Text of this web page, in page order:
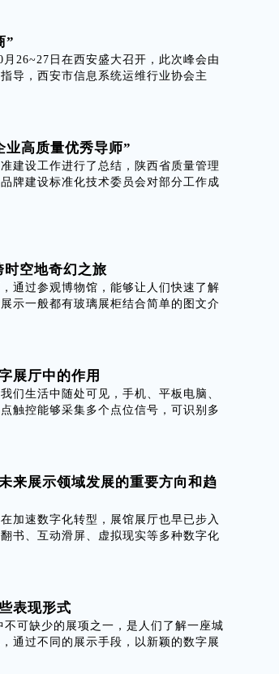
”
26~27日在西安盛大召开，此次峰会由
导，西安市信息系统运维行业协会主
高质量优秀导师”
建设工作进行了总结，陕西省质量管理
牌建设标准化技术委员会对部分工作成
空地奇幻之旅
通过参观博物馆，能够让人们快速了解
示一般都有玻璃展柜结合简单的图文介
展厅中的作用
们生活中随处可见，手机、平板电脑、
触控能够采集多个点位信号，可识别多
来展示领域发展的重要方向和趋
加速数字化转型，展馆展厅也早已步入
书、互动滑屏、虚拟现实等多种数字化
表现形式
缺少的展项之一，是人们了解一座城
通过不同的展示手段，以新颖的数字展